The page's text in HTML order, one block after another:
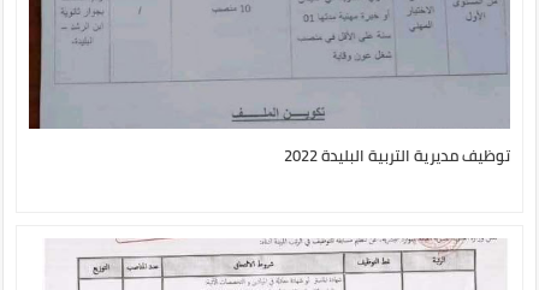
توظيف مديرية التربية البليدة 2022